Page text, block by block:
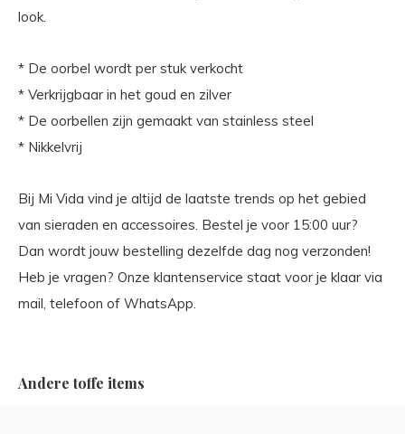
look.
* De oorbel wordt per stuk verkocht
* Verkrijgbaar in het goud en zilver
* De oorbellen zijn gemaakt van stainless steel
* Nikkelvrij
Bij Mi Vida vind je altijd de laatste trends op het gebied
van sieraden en accessoires. Bestel je voor 15:00 uur?
Dan wordt jouw bestelling dezelfde dag nog verzonden!
Heb je vragen? Onze klantenservice staat voor je klaar via
mail, telefoon of WhatsApp.
Andere toffe items